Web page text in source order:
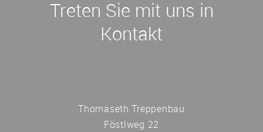
Treten Sie mit uns in
Kontakt
Thomaseth Treppenbau
Föstlweg 22